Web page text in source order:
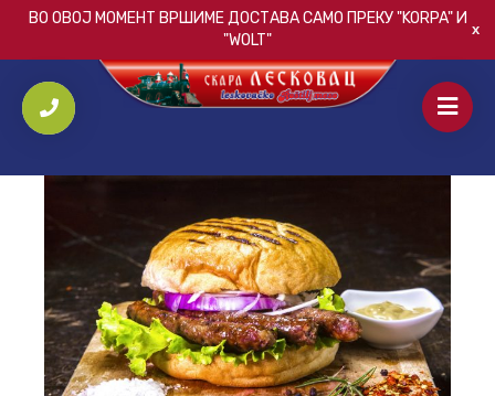
ВО ОВОЈ МОМЕНТ ВРШИМЕ ДОСТАВА САМО ПРЕКУ"KORPA"И
"WOLT"
ПОЧЕТНА